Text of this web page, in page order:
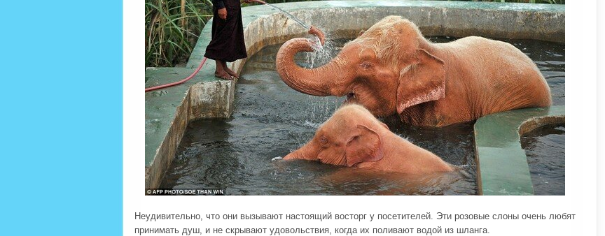
Неудивительно, что они вызывают настоящий восторг у посетителей. Эти розовые слоны очень любят
принимать душ, и не скрывают удовольствия, когда их поливают водой из шланга.